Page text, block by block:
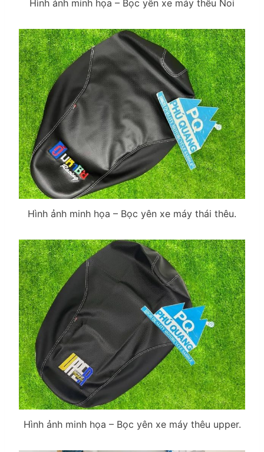
Hình ảnh minh họa – Bọc yên xe máy thêu Noi
Hình ảnh minh họa – Bọc yên xe máy thái thêu.
Hình ảnh minh họa – Bọc yên xe máy thêu upper.